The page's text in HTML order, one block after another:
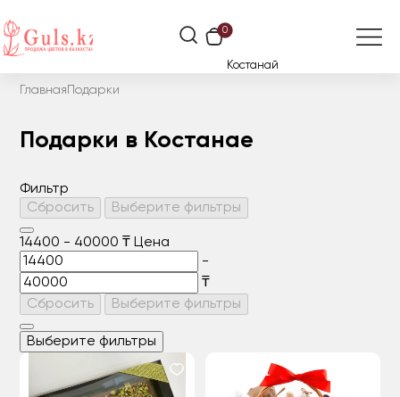
0
Костанай
Главная Подарки
Подарки в Костанае
Фильтр
Сбросить
Выберите фильтры
14400 - 40000 ₸ Цена
-
₸
Сбросить
Выберите фильтры
Выберите фильтры